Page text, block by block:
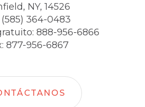
NY, 14526
(585) 364-0483
888-956-6866
877-956-6867